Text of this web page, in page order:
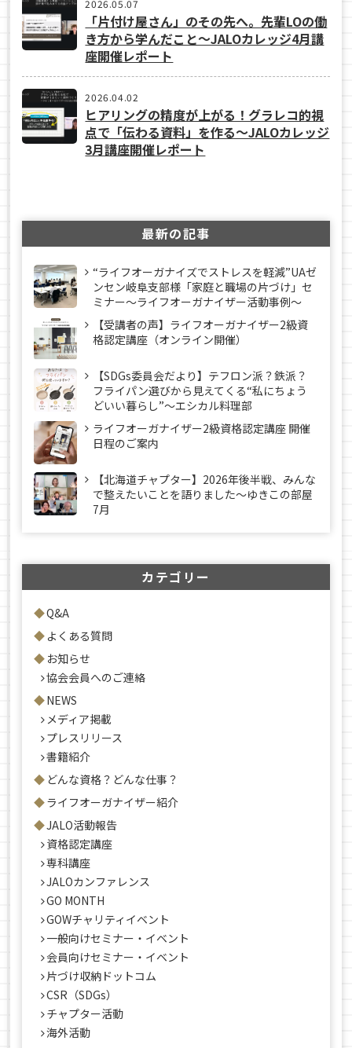
2026.05.07
「片付け屋さん」のその先へ。先輩LOの働
き方から学んだこと〜JALOカレッジ4月講
座開催レポート
2026.04.02
ヒアリングの精度が上がる！グラレコ的視
点で「伝わる資料」を作る〜JALOカレッジ
3月講座開催レポート
最新の記事
“ライフオーガナイズでストレスを軽減”UAゼ
ンセン岐阜支部様「家庭と職場の片づけ」セ
ミナー～ライフオーガナイザー活動事例〜
【受講者の声】ライフオーガナイザー2級資
格認定講座（オンライン開催）
【SDGs委員会だより】テフロン派？鉄派？
フライパン選びから見えてくる“私にちょう
どいい暮らし”～エシカル料理部
ライフオーガナイザー2級資格認定講座 開催
日程のご案内
【北海道チャプター】2026年後半戦、みんな
で整えたいことを語りました～ゆきこの部屋
7月
カテゴリー
Q&A
よくある質問
お知らせ
協会会員へのご連絡
NEWS
メディア掲載
プレスリリース
書籍紹介
どんな資格？どんな仕事？
ライフオーガナイザー紹介
JALO活動報告
資格認定講座
専科講座
JALOカンファレンス
GO MONTH
GOWチャリティイベント
一般向けセミナー・イベント
会員向けセミナー・イベント
片づけ収納ドットコム
CSR（SDGs）
チャプター活動
海外活動